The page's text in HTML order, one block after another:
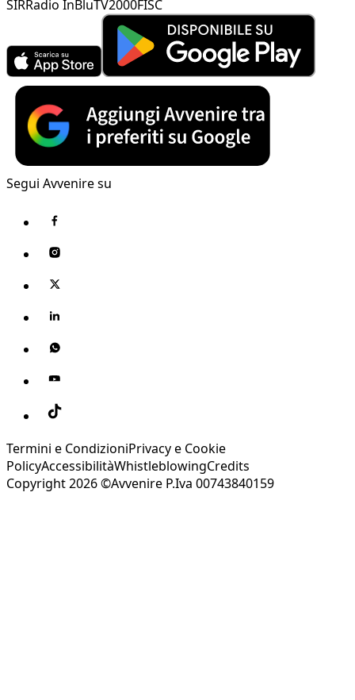
SIRRadio InBluTV2000FISC
Segui Avvenire su
Termini e CondizioniPrivacy e Cookie
PolicyAccessibilitàWhistleblowingCredits
Copyright 2026 ©Avvenire P.Iva 00743840159